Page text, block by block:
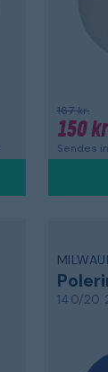
167 kr.
150
Sendes
140/20